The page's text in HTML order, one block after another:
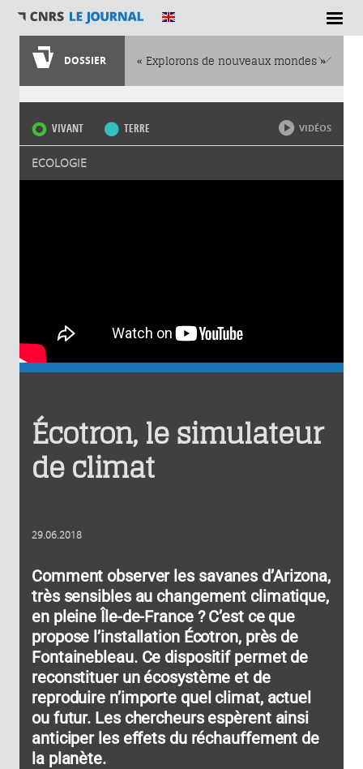
DOSSIER « Explorons de nouveaux mondes »
Vous êtes ici
VIVANT TERRE
ECOLOGIE
VIDÉOS
Écotron, le simulateur
de climat
29.06.2018
Comment observer les savanes d’Arizona,
très sensibles au changement climatique,
en pleine Île-de-France ? C’est ce que
propose l’installation Écotron, près de
Fontainebleau. Ce dispositif permet de
reconstituer un écosystème et de
reproduire n’importe quel climat, actuel
ou futur. Les chercheurs espèrent ainsi
anticiper les effets du réchauffement de
la planète.